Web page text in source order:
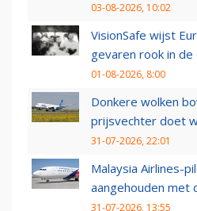
03-08-2026, 10:02
VisionSafe wijst
gevaren rook in de
01-08-2026, 8:00
Donkere wolken
prijsvechter doet
31-07-2026, 22:01
Malaysia Airlines-
aangehouden met
31-07-2026, 13:55